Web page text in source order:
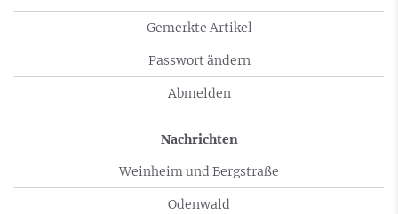
Gemerkte Artikel
Passwort ändern
Abmelden
Nachrichten
Weinheim und Bergstraße
Odenwald